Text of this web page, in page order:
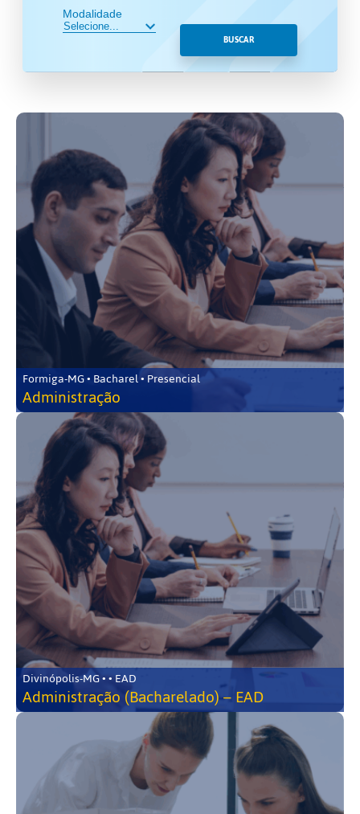
Modalidade
BUSCAR
Formiga-MG • Bacharel • Presencial
Administração
Divinópolis-MG • • EAD
Administração (Bacharelado) – EAD